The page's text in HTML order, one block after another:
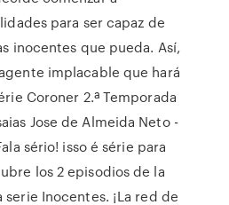
para ser capaz de
inocentes que pueda. Así,
implacable que hará
Coroner 2.ª Temporada
Jose de Almeida Neto -
sério! isso é série para
los 2 episodios de la
Inocentes. ¡La red de